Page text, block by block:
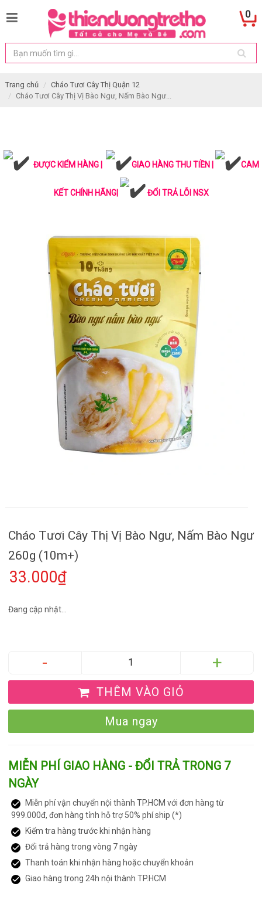
0
Trang chủ
Cháo Tươi Cây Thị Quận 12
Cháo Tươi Cây Thị Vị Bào Ngư, Nấm Bào Ngư...
ĐƯỢC KIỂM HÀNG | GIAO HÀNG THU TIỀN | CAM
KẾT CHÍNH HÃNG| ĐỔI TRẢ LỖI NSX
Cháo Tươi Cây Thị Vị Bào Ngư, Nấm Bào Ngư
260g (10m+)
33.000₫
Đang cập nhật...
THÊM VÀO GIỎ
Mua ngay
MIỄN PHÍ GIAO HÀNG - ĐỔI TRẢ TRONG 7
NGÀY
Miễn phí vận chuyển nội thành TP.HCM với đơn hàng từ
999.000đ, đơn hàng tỉnh hỗ trợ 50% phí ship (*)
Kiểm tra hàng trước khi nhận hàng
Đổi trả hàng trong vòng 7 ngày
Thanh toán khi nhận hàng hoặc chuyển khoản
Giao hàng trong 24h nội thành TP.HCM